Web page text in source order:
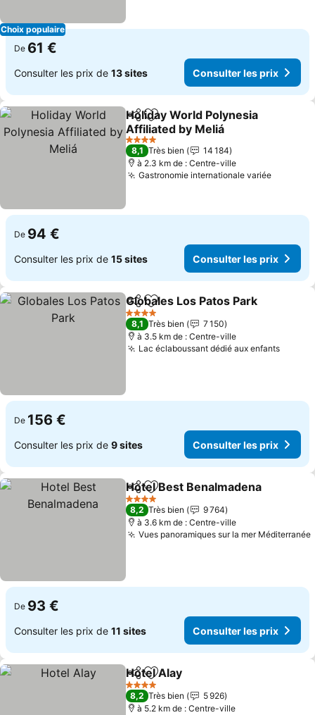
Choix populaire
De 61 €
Consulter les prix de 13 sites Consulter les prix
PartagerAjouter à mes favoris
Holiday World Polynesia
Affiliated by Meliá
4 Étoiles
8,1 Très bien
14 184
à 2.3 km de : Centre-ville
Gastronomie internationale variée
De 94 €
Consulter les prix de 15 sites Consulter les prix
PartagerAjouter à mes favoris
Globales Los Patos Park
4 Étoiles
8,1 Très bien
7 150
à 3.5 km de : Centre-ville
Lac éclaboussant dédié aux enfants
De 156 €
Consulter les prix de 9 sites Consulter les prix
PartagerAjouter à mes favoris
Hotel Best Benalmadena
4 Étoiles
8,2 Très bien
9 764
à 3.6 km de : Centre-ville
Vues panoramiques sur la mer Méditerranée
De 93 €
Consulter les prix de 11 sites Consulter les prix
PartagerAjouter à mes favoris
Hotel Alay
4 Étoiles
8,2 Très bien
5 926
à 5.2 km de : Centre-ville